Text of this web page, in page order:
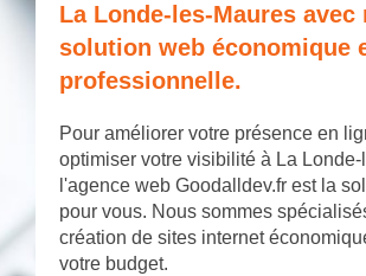
La Londe-les-Maures avec
solution web économique
professionnelle.
Pour améliorer votre présence en
optimiser votre visibilité à La Londe-
l'agence web Goodalldev.fr est la
pour vous. Nous sommes
création de sites internet
votre budget.